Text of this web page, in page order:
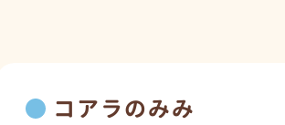
コアラのみみ